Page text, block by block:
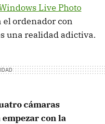
Live Photo
el ordenador con
una realidad adictiva.
cámaras
empezar con la